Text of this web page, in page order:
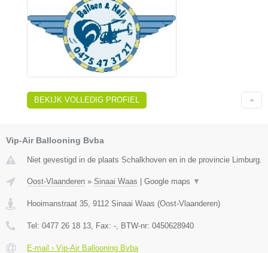
BEKIJK VOLLEDIG PROFIEL
Vip-Air Ballooning Bvba
Niet gevestigd in de plaats Schalkhoven en in de provincie Limburg.
Oost-Vlaanderen » Sinaai Waas | Google maps ▼
Hooimanstraat 35 9112 Sinaai Waas (Oost-Vlaanderen)
Tel: 0477 26 18 13 , Fax: - , BTW-nr: 0450628940
E-mail › Vip-Air Ballooning Bvba